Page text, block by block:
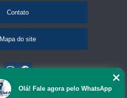
Contato
Mapa do site
Olá! Fale agora pelo WhatsApp